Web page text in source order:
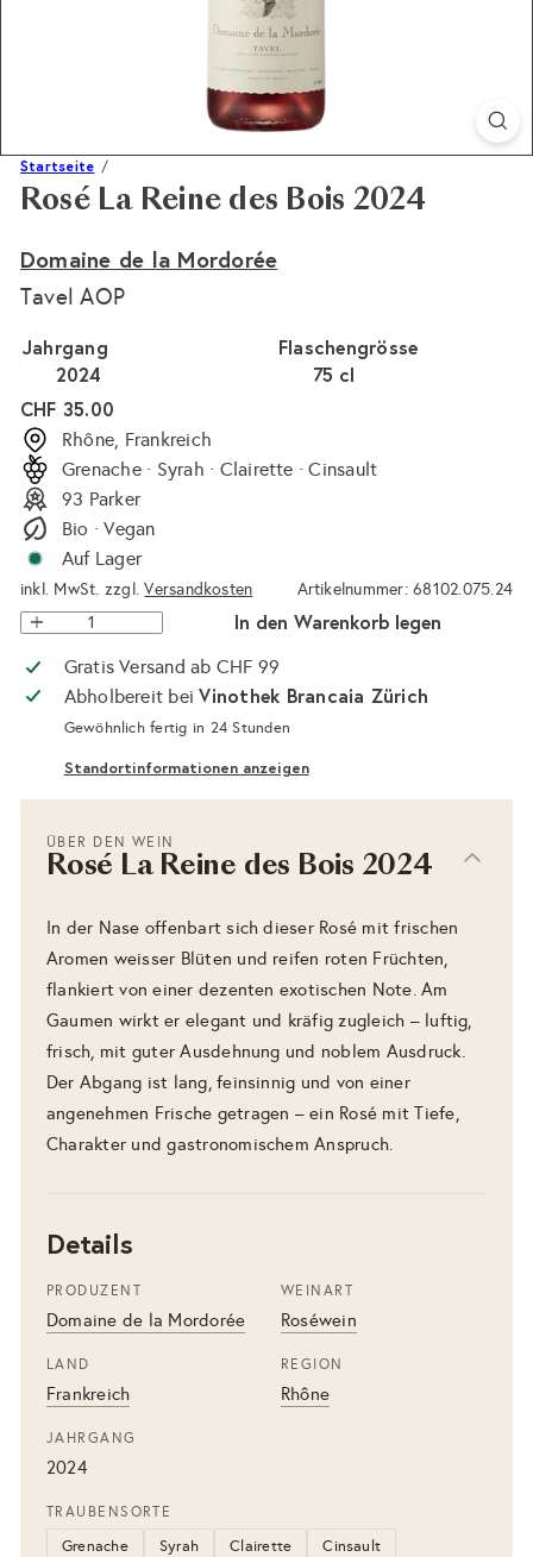
Startseite
Rosé La Reine des Bois 2024
Domaine de la Mordorée
Tavel AOP
Flaschengrösse
75 cl
Jahrgang
2024
Normaler
Preis
CHF 35.00
Rhône, Frankreich
Grenache · Syrah · Clairette · Cinsault
93 Parker
Bio · Vegan
Auf Lager
inkl. MwSt. zzgl.Versandkosten Artikelnummer: 68102.075.24
In den Warenkorb legen
Gratis Versand ab CHF 99
Abholbereit beiVinothek Brancaia Zürich
Gewöhnlich fertig in 24 Stunden
Standortinformationen anzeigen
ÜBER DEN WEIN
Rosé La Reine des Bois 2024
In der Nase offenbart sich dieser Rosé mit frischen
Aromen weisser Blüten und reifen roten Früchten,
flankiert von einer dezenten exotischen Note. Am
Gaumen wirkt er elegant und kräfig zugleich – luftig,
frisch, mit guter Ausdehnung und noblem Ausdruck.
Der Abgang ist lang, feinsinnig und von einer
angenehmen Frische getragen – ein Rosé mit Tiefe,
Charakter und gastronomischem Anspruch.
Details
PRODUZENT
Domaine de la Mordorée
WEINART
Roséwein
LAND
Frankreich
REGION
Rhône
JAHRGANG
2024
TRAUBENSORTE
Grenache Syrah Clairette Cinsault